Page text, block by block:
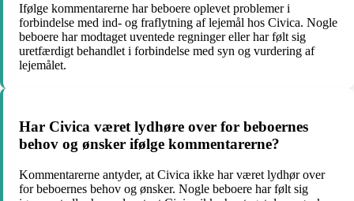
Ifølge kommentarerne har beboere oplevet problemer i
forbindelse med ind- og fraflytning af lejemål hos Civica. Nogle
beboere har modtaget uventede regninger eller har følt sig
uretfærdigt behandlet i forbindelse med syn og vurdering af
lejemålet.
Har Civica været lydhøre over for beboernes
behov og ønsker ifølge kommentarerne?
Kommentarerne antyder, at Civica ikke har været lydhør over
for beboernes behov og ønsker. Nogle beboere har følt sig